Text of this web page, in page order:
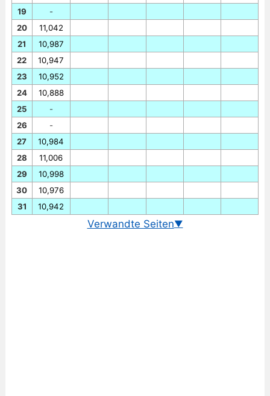
19
20
21
22
23
24
25
26
27
28
29
30
31
-
11,042
10,987
10,947
10,952
10,888
-
-
10,984
11,006
10,998
10,976
10,942
Verwandte Seiten▼